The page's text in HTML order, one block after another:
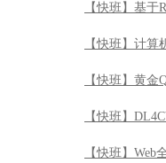
【快班】基于
【快班】计
【快班】黄
【快班】
【快班】Web